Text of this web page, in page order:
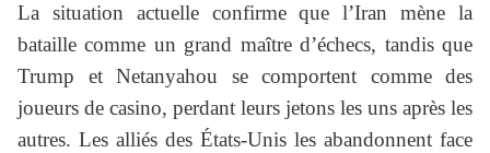
La situation actuelle confirme que l’Iran mène la
bataille comme un grand maître d’échecs, tandis que
Trump et Netanyahou se comportent comme des
joueurs de casino, perdant leurs jetons les uns après les
autres. Les alliés des États-Unis les abandonnent face